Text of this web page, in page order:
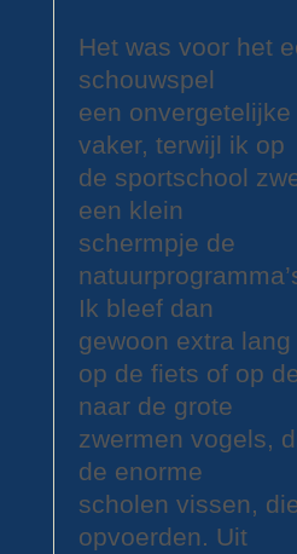
Het was voor het
schouwspel
een
vaker, terwijl ik op
de sportschool
een klein
schermpje de
Ik bleef dan
gewoon extra lang
op de fiets of op
naar de grote
zwermen vogels,
de enorme
scholen vissen,
opvoerden. Uit